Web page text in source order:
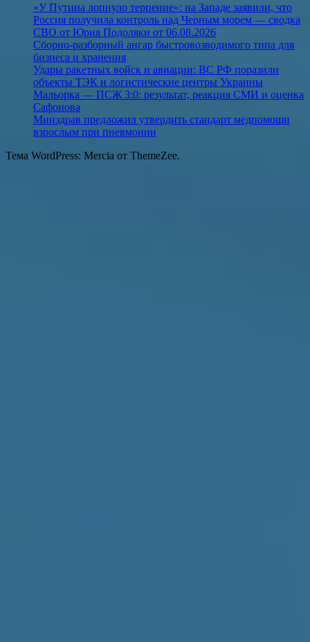
«У Путина лопнуло терпение»: на Западе заявили, что
Россия получила контроль над Черным морем — сводка
СВО от Юрия Подоляки от 06.08.2026
Сборно-разборный ангар быстровозводимого типа для
бизнеса и хранения
Удары ракетных войск и авиации: ВС РФ поразили
объекты ТЭК и логистические центры Украины
Мальорка — ПСЖ 3:0: результат, реакция СМИ и оценка
Сафонова
Минздрав предложил утвердить стандарт медпомощи
взрослым при пневмонии
Тема WordPress: Mercia от ThemeZee.